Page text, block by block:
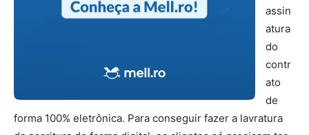
assin
atura
do
contr
ato
de
forma 100% eletrônica. Para conseguir fazer a lavratura